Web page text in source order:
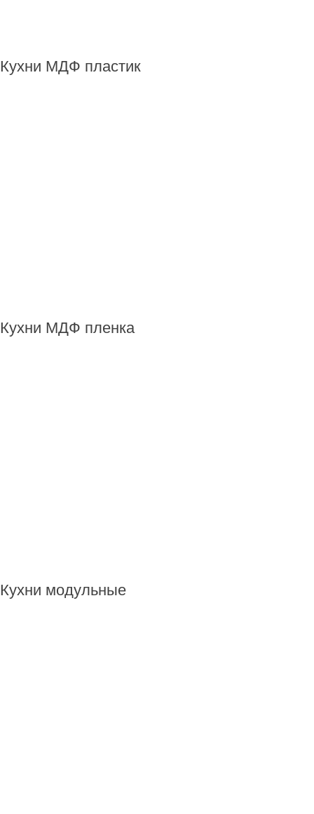
Кухни МДФ пластик
Кухни МДФ пленка
Кухни модульные